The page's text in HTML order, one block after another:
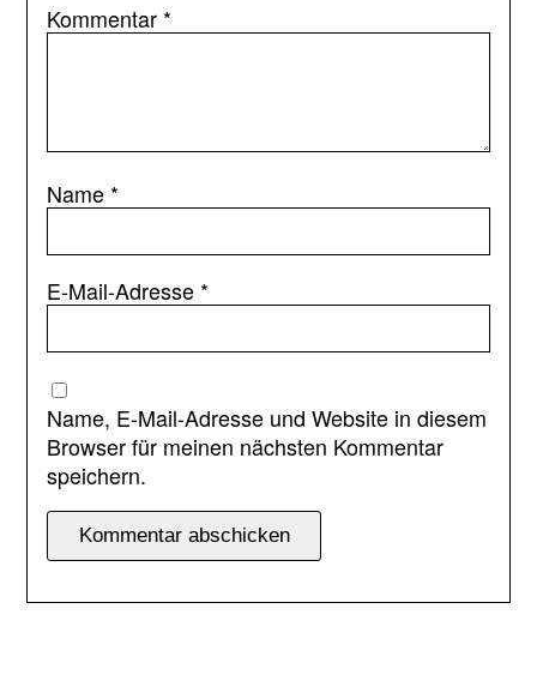
Kommentar *
Name *
E-Mail-Adresse *
Name, E-Mail-Adresse und Website in diesem
Browser für meinen nächsten Kommentar
speichern.